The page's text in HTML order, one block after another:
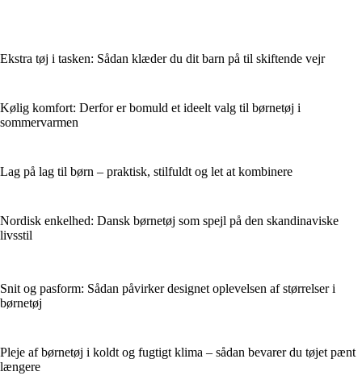
Ekstra tøj i tasken: Sådan klæder du dit barn på til skiftende vejr
Kølig komfort: Derfor er bomuld et ideelt valg til børnetøj i
sommervarmen
Lag på lag til børn – praktisk, stilfuldt og let at kombinere
Nordisk enkelhed: Dansk børnetøj som spejl på den skandinaviske
livsstil
Snit og pasform: Sådan påvirker designet oplevelsen af størrelser i
børnetøj
Pleje af børnetøj i koldt og fugtigt klima – sådan bevarer du tøjet pænt
længere